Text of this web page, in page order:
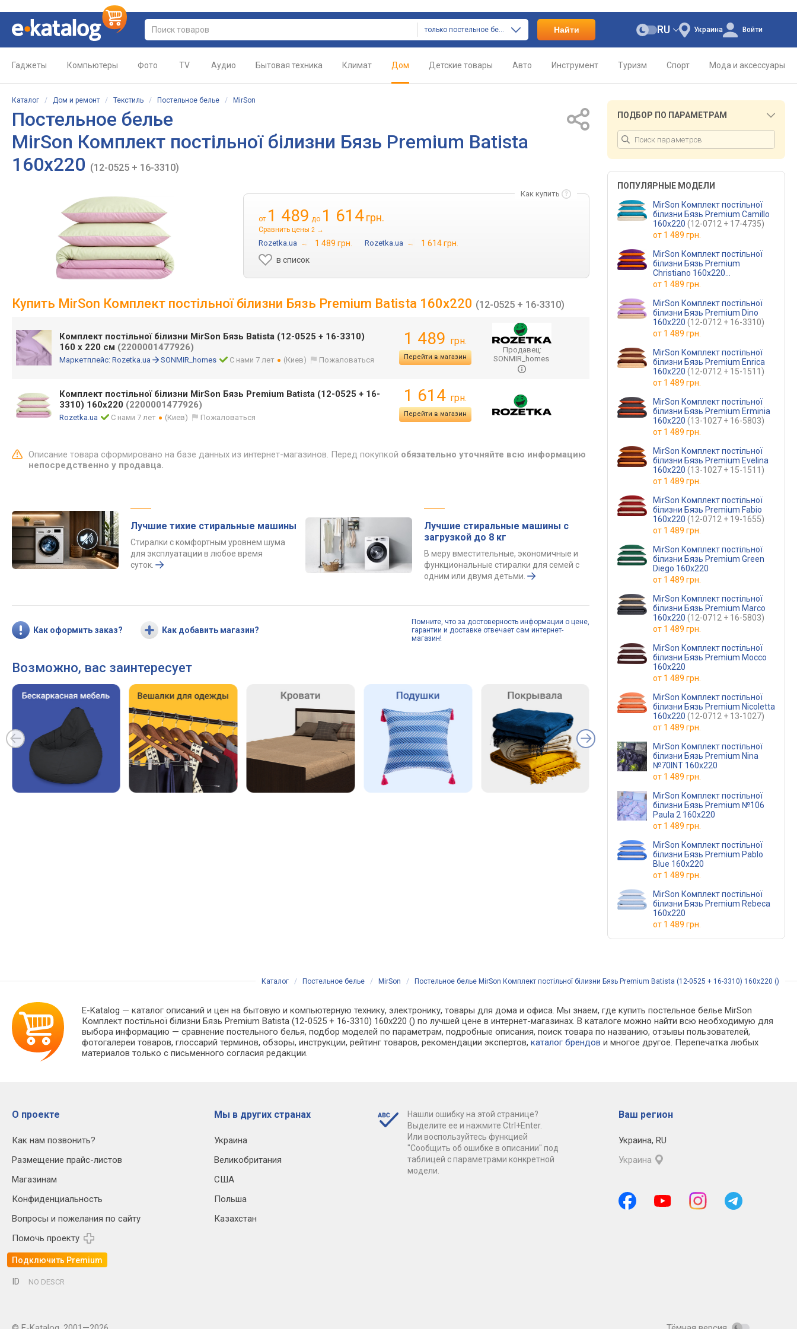
только постельное белье Найти Украина
RU Войти
Гаджеты Компьютеры Фото TV Аудио Бытовая техника Климат Дом Детские товары Авто Инструмент Туризм Спорт Мода и аксессуары
Каталог / Дом и ремонт / Текстиль / Постельное белье / MirSon
Постельное белье
MirSon Комплект постільної білизни Бязь Premium Batista
160х220 (12-0525 + 16-3310)
Как купить
от 1 489 до 1 614грн.
Сравнить цены 2 →
Rozetka.ua → 1 489 грн. Rozetka.ua →
1 614 грн.
в список
Купить MirSon Комплект постільної білизни Бязь Premium Batista 160х220 (12-0525 + 16-3310)
Комплект постільної білизни MirSon Бязь Batista (12-0525 + 16-3310)
160 x 220 см (2200001477926)
Маркетплейс: Rozetka.ua SONMIR_homes С нами 7 лет (Киев) Пожаловаться
1 489 грн.
Перейти в магазин
Продавец:
SONMIR_homes
Комплект постільної білизни MirSon Бязь Premium Batista (12-0525 + 16-
3310) 160х220 (2200001477926)
Rozetka.ua С нами 7 лет (Киев) Пожаловаться
1 614 грн.
Перейти в магазин
Описание товара сформировано на базе данных из интернет-магазинов. Перед покупкой обязательно уточняйте всю информацию
непосредственно у продавца.
Лучшие тихие стиральные машины
Стиралки с комфортным уровнем шума
для эксплуатации в любое время
суток.
Лучшие стиральные машины с
загрузкой до 8 кг
В меру вместительные, экономичные и
функциональные стиралки для семей с
одним или двумя детьми.
Как оформить заказ? Как добавить магазин?
Помните, что за достоверность информации о цене,
гарантии и доставке отвечает сам интернет-
магазин!
Возможно, вас заинтересует
ПОДБОР ПО ПАРАМЕТРАМ
ПОПУЛЯРНЫЕ МОДЕЛИ
MirSon Комплект постільної
білизни Бязь Premium Camillo
160х220 (12-0712 + 17-4735)
от 1 489 грн.
MirSon Комплект постільної
білизни Бязь Premium
Christiano 160х220
(13-1027 + 16-3310)
от 1 489 грн.
MirSon Комплект постільної
білизни Бязь Premium Dino
160х220 (12-0712 + 16-3310)
от 1 489 грн.
MirSon Комплект постільної
білизни Бязь Premium Enrica
160х220 (12-0712 + 15-1511)
от 1 489 грн.
MirSon Комплект постільної
білизни Бязь Premium Erminia
160х220 (13-1027 + 16-5803)
от 1 489 грн.
MirSon Комплект постільної
білизни Бязь Premium Evelina
160х220 (13-1027 + 15-1511)
от 1 489 грн.
MirSon Комплект постільної
білизни Бязь Premium Fabio
160х220 (12-0712 + 19-1655)
от 1 489 грн.
MirSon Комплект постільної
білизни Бязь Premium Green
Diego 160х220
от 1 489 грн.
MirSon Комплект постільної
білизни Бязь Premium Marco
160х220 (12-0712 + 16-5803)
от 1 489 грн.
MirSon Комплект постільної
білизни Бязь Premium Mocco
160х220
от 1 489 грн.
MirSon Комплект постільної
білизни Бязь Premium Nicoletta
160х220 (12-0712 + 13-1027)
от 1 489 грн.
MirSon Комплект постільної
білизни Бязь Premium Nina
№70INT 160х220
от 1 489 грн.
MirSon Комплект постільної
білизни Бязь Premium №106
Paula 2 160х220
от 1 489 грн.
MirSon Комплект постільної
білизни Бязь Premium Pablo
Blue 160х220
от 1 489 грн.
MirSon Комплект постільної
білизни Бязь Premium Rebeca
160х220
от 1 489 грн.
Каталог / Постельное белье / MirSon / Постельное белье MirSon Комплект постільної білизни Бязь Premium Batista (12-0525 + 16-3310) 160х220 ()
E-Katalog — каталог описаний и цен на бытовую и компьютерную технику, электронику, товары для дома и офиса. Мы знаем, где купить постельное белье MirSon
Комплект постільної білизни Бязь Premium Batista (12-0525 + 16-3310) 160х220 () по лучшей цене в интернет-магазинах. В каталоге можно найти всю необходимую для
выбора информацию — сравнение постельного белья, подбор моделей по параметрам, подробные описания, поиск товара по названию, отзывы пользователей,
фотогалереи товаров, глоссарий терминов, обзоры, инструкции, рейтинг товаров, рекомендации экспертов,каталог брендов и многое другое. Перепечатка любых
материалов только с письменного согласия редакции.
О проекте
Как нам позвонить?
Размещение прайс-листов
Магазинам
Конфиденциальность
Вопросы и пожелания по сайту
Помочь проекту
Подключить Premium
Мы в других странах
Украина
Великобритания
США
Польша
Казахстан
Нашли ошибку на этой странице?
Выделите ее и нажмите Ctrl+Enter.
Или воспользуйтесь функцией
"Сообщить об ошибке в описании" под
таблицей с параметрами конкретной
модели.
Ваш регион
Украина, RU
Украина
ID NO DESCR